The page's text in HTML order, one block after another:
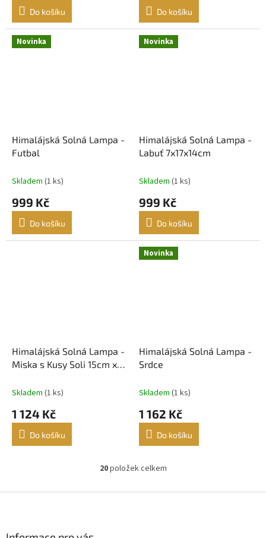
Do košíku Do košíku
Novinka
Himalájská Solná Lampa -
Futbal
Skladem (1 ks)
999 Kč
Do košíku
Novinka
Himalájská Solná Lampa -
Labuť 7x17x14cm
Skladem (1 ks)
999 Kč
Do košíku
Himalájská Solná Lampa -
Miska s Kusy Soli 15cm x
Skladem (1 ks)
1 124 Kč
Do košíku
Novinka
Himalájská Solná Lampa -
Srdce
Skladem (1 ks)
1 162 Kč
Do košíku
O
l
20položek celkem